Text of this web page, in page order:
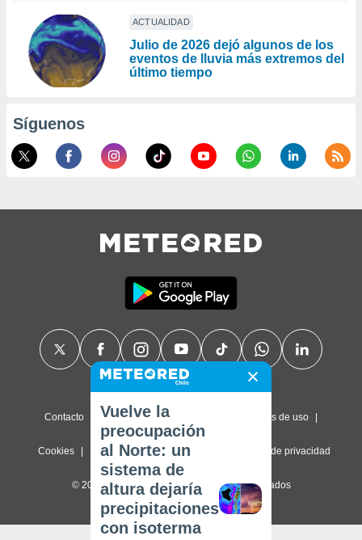
ACTUALIDAD
Julio de 2026 dejó algunos de los
eventos de lluvia más extremos del
último tiempo
Síguenos
Contacto Sobre nosotros Términos de uso
Cookies Política de privacidad Configuración de privacidad
© 2026 Meteored. Todos los derechos reservados
Vuelve la
preocupación
al Norte: un
sistema de
altura dejaría
precipitaciones
con isoterma